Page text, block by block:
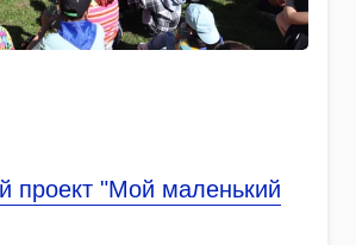
проект "Мой маленький